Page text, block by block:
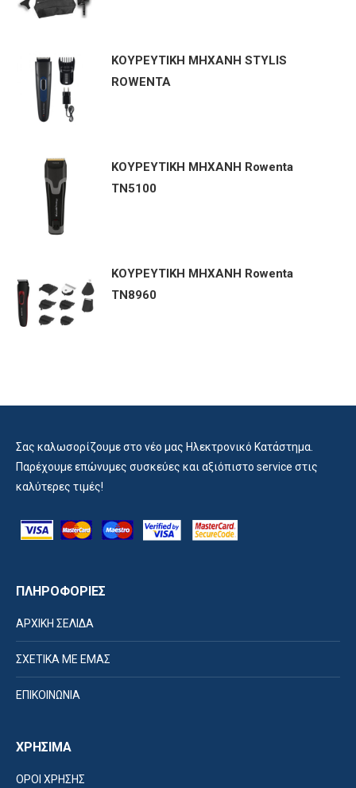
ΚΟΥΡΕΥΤΙΚΗ ΜΗΧΑΝΗ STYLIS
ROWENTA
ΚΟΥΡΕΥΤΙΚΗ ΜΗΧΑΝΗ Rowenta
TN5100
ΚΟΥΡΕΥΤΙΚΗ ΜΗΧΑΝΗ Rowenta
TN8960
Σας καλωσορίζουμε στο νέο μας Ηλεκτρονικό Κατάστημα.
Παρέχουμε επώνυμες συσκεύες και αξιόπιστο service στις
καλύτερες τιμές!
ΠΛΗΡΟΦΟΡΙΕΣ
ΑΡΧΙΚΗ ΣΕΛΙΔΑ
ΣΧΕΤΙΚΑ ΜΕ ΕΜΑΣ
ΕΠΙΚΟΙΝΩΝΙΑ
ΧΡΗΣΙΜΑ
ΟΡΟΙ ΧΡΗΣΗΣ